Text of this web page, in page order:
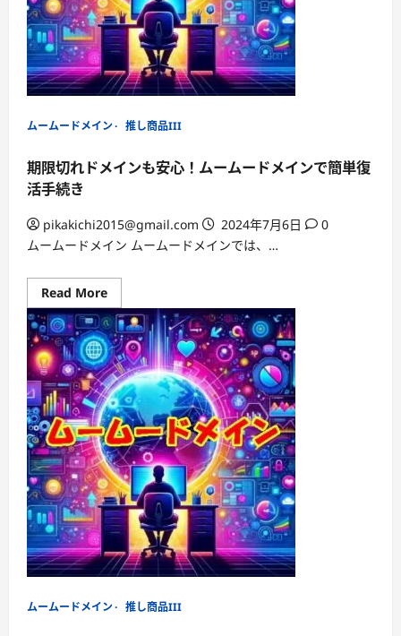
の
SFTP
接
続
イ
ド
【Filezilla
ムームードメイン 推し商品III
期限切れドメインも安心！ムームードメインで簡単復
活手続き
pikakichi2015@gmail.com 2024年7月6日
0
ムームードメイン ムームードメインでは、…
Read MoreRead
more
about
期
限
切
れ
ド
メ
イ
ン
も
安
心！
ム
ー
ム
ー
ド
メ
ン
で
簡
復
ムームードメイン 推し商品III